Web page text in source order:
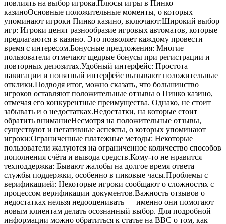
повлиять на выбор игрока.Плюсы игры в Пинко
казиноОсновные положительные моменты, о которых
упоминают игроки Пинко казино, включают:Широкий выбор
игр: Игроки ценят разнообразие игровых автоматов, которые
предлагаются в казино. Это позволяет каждому провести
время с интересом.Бонусные предложения: Многие
пользователи отмечают щедрые бонусы при регистрации и
повторных депозитах.Удобный интерфейс: Простота
навигации и понятный интерфейс вызывают положительные
отклики.Подводя итог, можно сказать, что большинство
игроков оставляют положительные отзывы о Пинко казино,
отмечая его конкурентные преимущества. Однако, не стоит
забывать и о недостатках.Недостатки, на которые стоит
обратить вниманиеНесмотря на положительные отзывы,
существуют и негативные аспекты, о которых упоминают
игроки:Ограниченные платежные методы: Некоторые
пользователи жалуются на ограниченное количество способов
пополнения счёта и вывода средств.Кому-то не нравится
техподдержка: Бывают жалобы на долгое время ответа
службы поддержки, особенно в пиковые часы.Проблемы с
верификацией: Некоторые игроки сообщают о сложностях с
процессом верификации документов.Важность отзывов о
недостатках нельзя недооценивать — именно они помогают
новым клиентам делать осознанный выбор. Для подробной
информации можно обратиться к статье на BBC о том, как